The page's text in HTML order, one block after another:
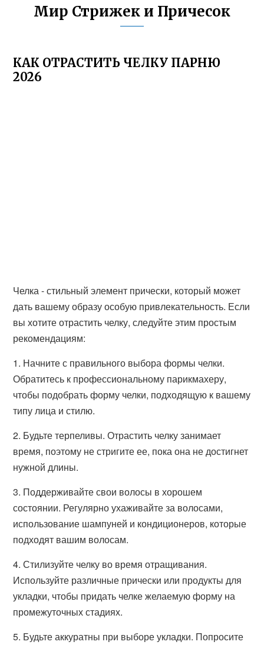
Мир Стрижек и Причесок
КАК ОТРАСТИТЬ ЧЕЛКУ ПАРНЮ
2026
Челка - стильный элемент прически, который может
дать вашему образу особую привлекательность. Если
вы хотите отрастить челку, следуйте этим простым
рекомендациям:
1. Начните с правильного выбора формы челки.
Обратитесь к профессиональному парикмахеру,
чтобы подобрать форму челки, подходящую к вашему
типу лица и стилю.
2. Будьте терпеливы. Отрастить челку занимает
время, поэтому не стригите ее, пока она не достигнет
нужной длины.
3. Поддерживайте свои волосы в хорошем
состоянии. Регулярно ухаживайте за волосами,
использование шампуней и кондиционеров, которые
подходят вашим волосам.
4. Стилизуйте челку во время отращивания.
Используйте различные прически или продукты для
укладки, чтобы придать челке желаемую форму на
промежуточных стадиях.
5. Будьте аккуратны при выборе укладки. Попросите